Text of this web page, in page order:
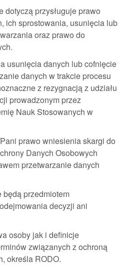
dotyczą przysługuje prawo
ich sprostowania, usunięcia lub
oraz prawo do
usunięcia danych lub cofnięcie
danych w trakcie procesu
z rezygnacją z udziału
prowadzonym przez
Nauk Stosowanych w
prawo wniesienia skargi do
Danych Osobowych
przetwarzanie danych
przedmiotem
decyzji ani
osoby jak i definicje
związanych z ochroną
określa RODO.